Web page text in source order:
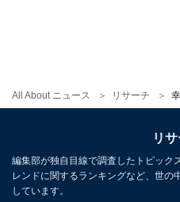
All About ニュース リサーチ
リ
編集部が独自目線で調査したトピック
レンドに関するランキングなど、世の
しています。